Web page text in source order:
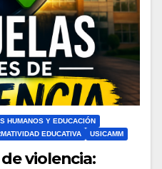
HUMANOS Y EDUCACIÓN
EDUCATIVA USICAMM
violencia: